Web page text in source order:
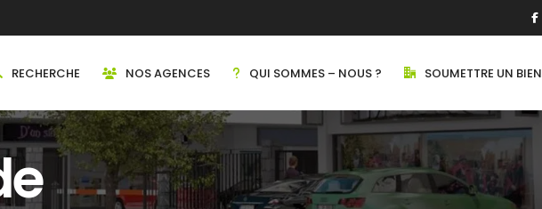
RECHERCHE NOS AGENCES QUI SOMMES – NOUS ? SOUMETTRE UN BIEN